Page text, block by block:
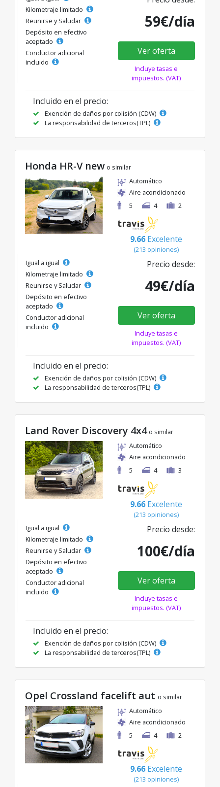
Kilometraje limitado
Reunirse y Saludar
Depósito en efectivo
aceptado
Conductor adicional
incluido
59€/día
Ver oferta
Incluye tasas e
impuestos. (VAT)
Incluido en el precio:
Exención de daños por colisión (CDW)
La responsabilidad de terceros(TPL)
Honda HR-V new o similar
Automático
Aire acondicionado
5
4 2
9.66 Excelente
(213 opiniones)
Igual a igual
Kilometraje limitado
Reunirse y Saludar
Depósito en efectivo
aceptado
Conductor adicional
incluido
Precio desde:
49€/día
Ver oferta
Incluye tasas e
impuestos. (VAT)
Incluido en el precio:
Exención de daños por colisión (CDW)
La responsabilidad de terceros(TPL)
Land Rover Discovery 4x4 o similar
Automático
Aire acondicionado
5
4 3
9.66 Excelente
(213 opiniones)
Igual a igual
Kilometraje limitado
Reunirse y Saludar
Depósito en efectivo
aceptado
Conductor adicional
incluido
Precio desde:
100€/día
Ver oferta
Incluye tasas e
impuestos. (VAT)
Incluido en el precio:
Exención de daños por colisión (CDW)
La responsabilidad de terceros(TPL)
Opel Crossland facelift aut o similar
Automático
Aire acondicionado
5
4 2
9.66 Excelente
(213 opiniones)